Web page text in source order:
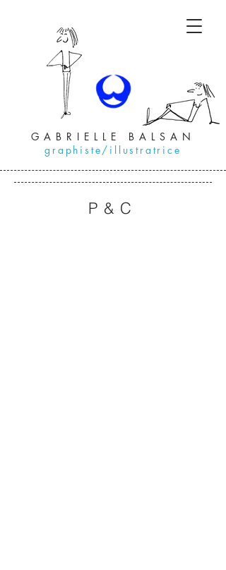
GABRIELLE BALSAN
graphiste/illustratrice
P&C